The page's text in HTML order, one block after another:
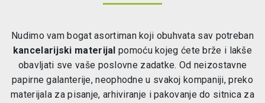
Nudimo vam bogat asortiman koji obuhvata sav potreban
kancelarijski materijal pomoću kojeg ćete brže i lakše
obavljati sve vaše poslovne zadatke. Od neizostavne
papirne galanterije, neophodne u svakoj kompaniji, preko
materijala za pisanje, arhiviranje i pakovanje do sitnica za